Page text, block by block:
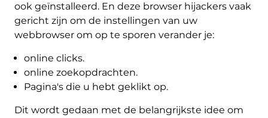
ook geïnstalleerd. En deze browser hijackers vaak
gericht zijn om de instellingen van uw
webbrowser om op te sporen verander je:
online clicks.
online zoekopdrachten.
Pagina's die u hebt geklikt op.
Dit wordt gedaan met de belangrijkste idee om